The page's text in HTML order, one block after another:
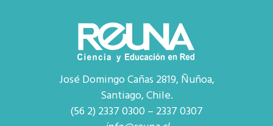
José Domingo Cañas 2819, Ñuñoa,
Santiago, Chile.
(56 2) 2337 0300 – 2337 0307